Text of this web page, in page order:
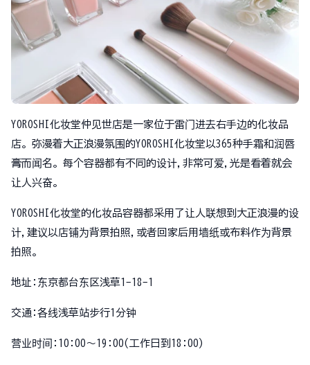
YOROSHI化妆堂仲见世店是一家位于雷门进去右手边的化妆品
店。弥漫着大正浪漫氛围的YOROSHI化妆堂以365种手霜和润唇
膏而闻名。每个容器都有不同的设计,非常可爱,光是看着就会
让人兴奋。
YOROSHI化妆堂的化妆品容器都采用了让人联想到大正浪漫的设
计,建议以店铺为背景拍照,或者回家后用墙纸或布料作为背景
拍照。
地址:东京都台东区浅草1-18-1
交通:各线浅草站步行1分钟
营业时间:10:00～19:00(工作日到18:00)